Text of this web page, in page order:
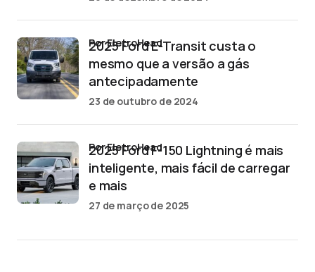
2025 Ford E-Transit custa o
mesmo que a versão a gás
antecipadamente
por EletroHead
23 de outubro de 2024
2025 Ford F-150 Lightning é mais
inteligente, mais fácil de carregar
e mais
por EletroHead
27 de março de 2025